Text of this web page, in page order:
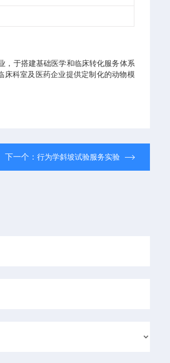
，于搭建基础医学和临床转化服务体系
床科室及医药企业提供定制化的动物模
下一个： 行为学斜坡试验服务实验